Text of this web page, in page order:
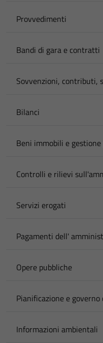
Provvedimenti
Bandi di gara e contratti
Sovvenzioni, contributi,
Bilanci
Beni immobili e
Controlli e rilievi
Servizi erogati
Pagamenti dell'
Opere pubbliche
Pianificazione e
Informazioni ambientali